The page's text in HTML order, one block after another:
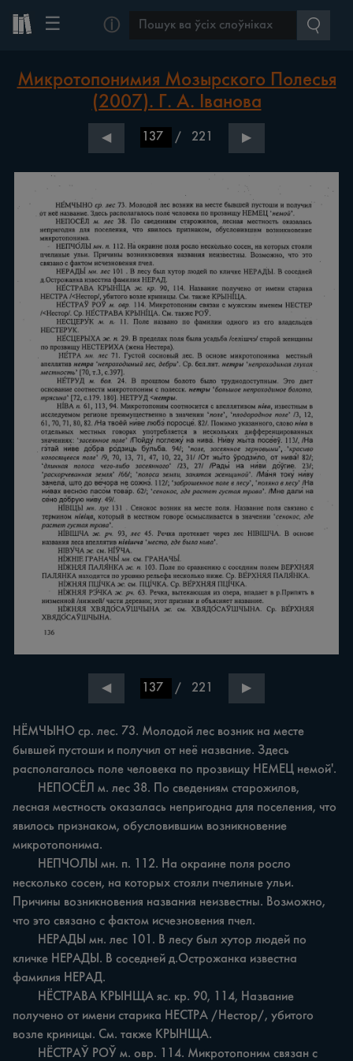
☰ ⓘ
Микротопонимия Мозырского Полесья
(2007). Г. А. Іванова
◀ / 221 ▶
◀ / 221 ▶
НЁМЧЫНО ср. лес. 73. Молодой лес возник на месте
бывшей пустоши и получил от неё название. Здесь
располагалось поле человека по прозвищу НЕМЕЦ немой'.
лесная местность оказалась непригодна для поселения, что
явилось признаком, обусловившим возникновение
микротопонима.
несколько сосен, на которых стояли пчелиные ульи.
Причины возникновения названия неизвестны. Возможно,
что это связано с фактом исчезновения пчел.
кличке НЕРАДЫ. В соседней д.Острожанка известна
фамилия НЕРАД.
получено от имени старика НЕСТРА /Нестор/, убитого
возле криницы. См. также КРЫНЩА.